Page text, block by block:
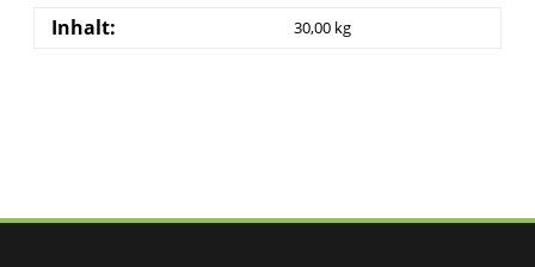
Inhalt: 30,00 kg